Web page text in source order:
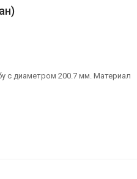
с диаметром 200.7 мм. Материал